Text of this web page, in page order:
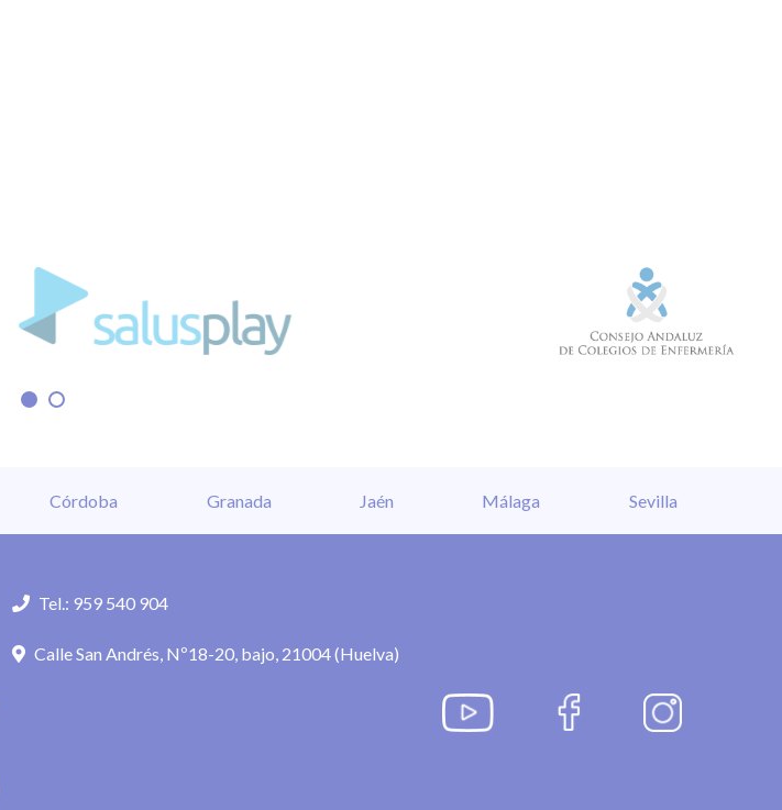
Córdoba Granada Jaén Málaga Sevilla
Tel.: 959 540 904
Calle San Andrés, Nº18-20, bajo, 21004 (Huelva)